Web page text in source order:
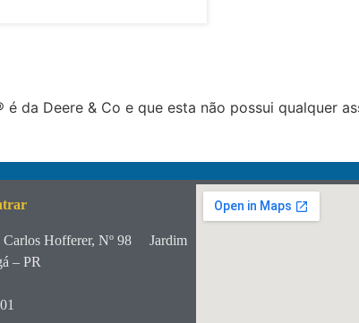
da Deere & Co e que esta não possui qualquer
Hofferer, Nº 98
Jardim
– PR